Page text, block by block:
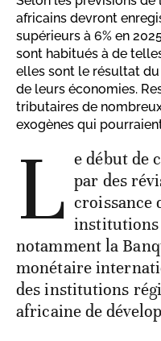
africains devront
supérieurs à 6% en
sont habitués à de
elles sont le résultat
de leurs économies.
tributaires de
exogènes qui
L e début de
par des
croissance
notamment la
monétaire
des institutions
africaine de